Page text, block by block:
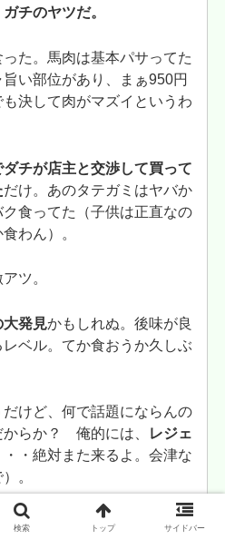
ガチのヤツだ。
た。馬肉は基本パサってた
い部位があり、まぁ950円
決して肉がマズイというわ
チが店主と交渉して買って
だけ。あのタテガミはヤバか
食ってた（子供は正直なの
わん）。
ツ。
大発見かもしれぬ。後味が良
ベル。てか食おうか久しぶ
けど、何で話題にならんの
らか？ 俺的には、
レジェ
・絶対また来るよ。会津な
。
かが謎。塩で良いんじゃね
検索 トップ サイドバー